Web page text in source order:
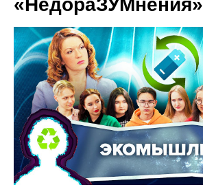
«НедораЗУМнения»